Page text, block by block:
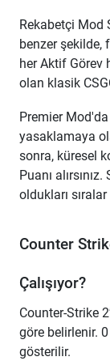
Rekabetçi Mod
benzer şekilde,
her Aktif Görev
olan klasik
Premier
yasaklamaya
sonra, küresel
Puanı
oldukları
Counter
Çalışıyor?
Counter-Strike
göre belirlenir.
gösterilir.